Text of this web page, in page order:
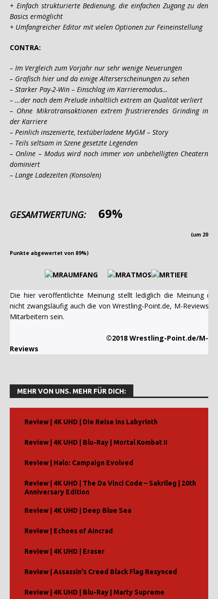
+ Einfach strukturierte Bedienung, die einfachen Zugang zu den
Basics ermöglicht
+ Umfangreicher Editor mit vielen Optionen zur Feineinstellung
CONTRA:
– Im Vergleich zum Vorjahr nur sehr wenige Neuerungen
– Grafisch hier und da einige Alterserscheinungen zu sehen
– Starker Pay-2-Win – Einschlag im Karrieremodus…
– …der nach dem Prelude inhaltlich extrem an Qualität verliert
– Ohne Mikrotransaktionen extrem frustrierendes Grinding in
der Karriere
– Peinlich inszenierte, textüberladene MyGM – Story
– Teils seltsam in Szene gesetzte Legenden
– Online – Modus wird noch immer von unbehelligten Cheatern
dominiert
– Lange Ladezeiten (Konsolen)
GESAMTWERTUNG: 69%
(um 20
Punkte abgewertet von 89%)
Die hier veröffentlichte Meinung stellt lediglich die Meinung
nicht zwangsläufig auch die von Wrestling-Point.de, M-Reviews
Mitarbeitern sein.
©2018 Wrestling-Point.de/M-
Reviews
MEHR VON UNS. MEHR FÜR DICH:
Review | 4K UHD | Die Reise ins Labyrinth
Review | 4K UHD | Blu-Ray | Mortal Kombat II
Review | Halo: Campaign Evolved
Review | 4K UHD | The Da Vinci Code – Sakrileg | 20th
Anniversary Edition
Review | 4K UHD | Deep Blue Sea
Review | Echoes of Aincrad
Review | 4K UHD | Eraser
Review | Assassin’s Creed Black Flag Resynced
Review | 4K UHD | Blu-Ray | Marty Supreme